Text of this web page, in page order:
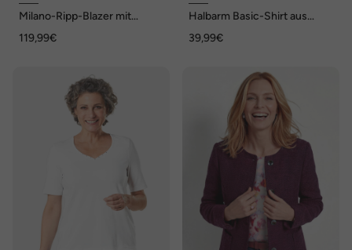
Milano-Ripp-Blazer mit
119,99€
Halbarm Basic-Shirt aus
39,99€